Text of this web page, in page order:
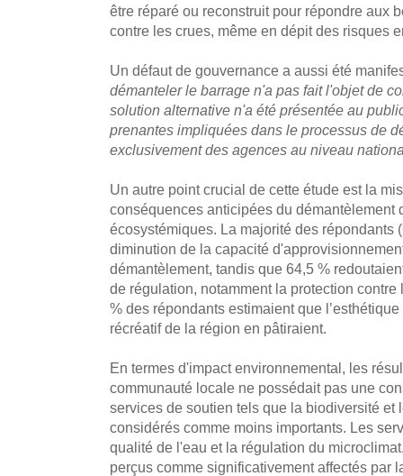
être réparé ou reconstruit pour répondre aux
contre les crues, même en dépit des risques
Un défaut de gouvernance a aussi été
démanteler le barrage n'a pas fait l'objet de
solution alternative n'a été présentée au
prenantes impliquées dans le processus de
exclusivement des agences au niveau
Un autre point crucial de cette étude est la
conséquences anticipées du démantèlement
écosystémiques. La majorité des répondants
diminution de la capacité
démantèlement, tandis que 64,5 %
de régulation, notamment la protection
% des répondants estimaient que
récréatif de la région en pâtiraient.
En termes d'impact environnemental, les
communauté locale ne possédait pas une
services de soutien tels que la biodiversité et
considérés comme moins importants. Les
qualité de l'eau et la régulation du
perçus comme significativement affectés par